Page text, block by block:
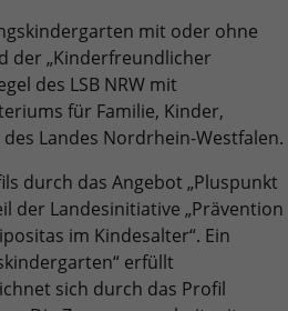
mit oder ohne
der „Kinderfreundlicher
des LSB NRW mit
für Familie, Kinder,
Landes Nordrhein-Westfalen.
durch das Angebot „Pluspunkt
der Landesinitiative „Prävention
im Kindesalter“. Ein
erfüllt
sich durch das Profil
Benutzer wiedererkannt werden
ihm Zugang zu geschützten
gewährt.
der Website zu
Die Cookies speichern
anonym und weisen eine
Nummer zu, um
Besucher zu identifizieren.
enthält eine eindeutige ID,
Ihre bevorzugten
und andere Informationen
insbesondere Ihre bevorzugte
B. Deutsch), wie viele
pro Seite angezeigt werden
10 oder 20) und ob der Google
Filter aktiviert sein soll.
externe Inhalte, um Ihnen